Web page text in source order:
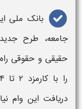
بانک ملی
جامعه، طرح
حقیقی و حقوقی
دریافت این وام